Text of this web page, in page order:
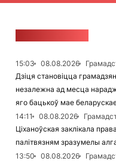
15:03 08.08.2026
Дзіця становіцца
незалежна ад месца
яго бацькоў мае
14:11
08.08.2026
Ціханоўская заклікала
палітвязням зразумелы
13:50
08.08.2026